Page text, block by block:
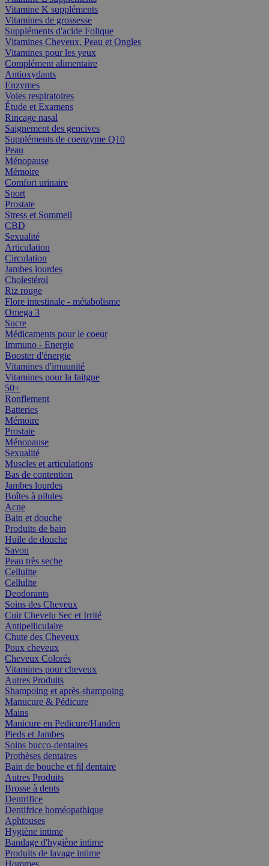
Vitamine K suppléments
Vitamines de grossesse
Suppléments d'acide Folique
Vitamines Cheveux, Peau et Ongles
Vitamines pour les yeux
Complément alimentaire
Antioxydants
Enzymes
Voies respiratoires
Étude et Examens
Rincage nasal
Saignement des gencives
Suppléments de coenzyme Q10
Peau
Ménopause
Mémoire
Comfort urinaire
Sport
Prostate
Stress et Sommeil
CBD
Sexualité
Articulation
Circulation
Jambes lourdes
Cholestérol
Riz rouge
Flore intestinale - métabolisme
Omega 3
Sucre
Médicaments pour le coeur
Immuno - Energie
Booster d'énergie
Vitamines d'imuunité
Vitamines pour la faitgue
50+
Ronflement
Batteries
Mémoire
Prostate
Ménopause
Sexualité
Muscles et articulations
Bas de contention
Jambes lourdes
Boîtes à pilules
Acne
Bain et douche
Produits de bain
Huile de douche
Savon
Peau très seche
Cellulite
Cellulite
Deodorants
Soins des Cheveux
Cuir Chevelu Sec et Irrité
Antipelliculaire
Chute des Cheveux
Poux cheveux
Cheveux Colorés
Vitamines pour cheveux
Autres Produits
Shampoing et après-shampoing
Manucure & Pédicure
Mains
Manicure en Pedicure/Handen
Pieds et Jambes
Soins bucco-dentaires
Prothèses dentaires
Bain de bouche et fil dentaire
Autres Produits
Brosse à dents
Dentrifice
Dentifrice homéopathique
Aphtouses
Hygiène intime
Bandage d'hygiène intime
Produits de lavage intime